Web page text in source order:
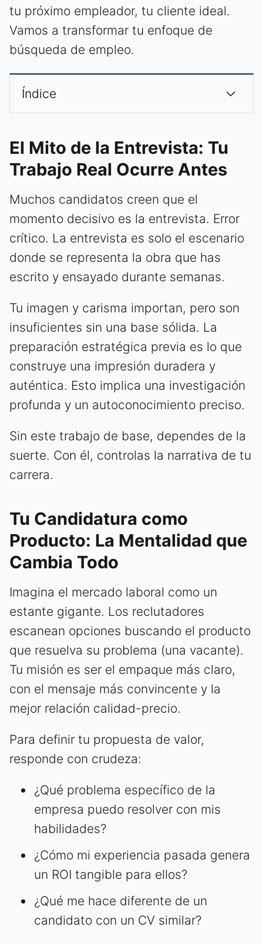
tu próximo empleador, tu cliente ideal.
Vamos a transformar tu enfoque de
búsqueda de empleo.
Índice
El Mito de la Entrevista: Tu
Trabajo Real Ocurre Antes
Muchos candidatos creen que el
momento decisivo es la entrevista. Error
crítico. La entrevista es solo el escenario
donde se representa la obra que has
escrito y ensayado durante semanas.
Tu imagen y carisma importan, pero son
insuficientes sin una base sólida. La
preparación estratégica previa es lo que
construye una impresión duradera y
auténtica. Esto implica una investigación
profunda y un autoconocimiento preciso.
Sin este trabajo de base, dependes de la
suerte. Con él, controlas la narrativa de tu
carrera.
Tu Candidatura como
Producto: La Mentalidad que
Cambia Todo
Imagina el mercado laboral como un
estante gigante. Los reclutadores
escanean opciones buscando el producto
que resuelva su problema (una vacante).
Tu misión es ser el empaque más claro,
con el mensaje más convincente y la
mejor relación calidad-precio.
Para definir tu propuesta de valor,
responde con crudeza:
¿Qué problema específico de la
empresa puedo resolver con mis
habilidades?
¿Cómo mi experiencia pasada genera
un ROI tangible para ellos?
¿Qué me hace diferente de un
candidato con un CV similar?